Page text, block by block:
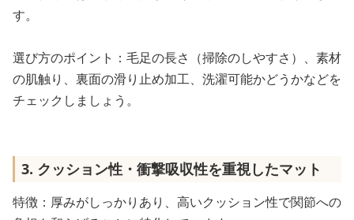
す。
選び方のポイント：毛足の長さ（掃除のしやすさ）、素材
の肌触り、裏面の滑り止め加工、洗濯可能かどうかなどを
チェックしましょう。
3. クッション性・衝撃吸収性を重視したマット
特徴：厚みがしっかりあり、高いクッション性で関節への